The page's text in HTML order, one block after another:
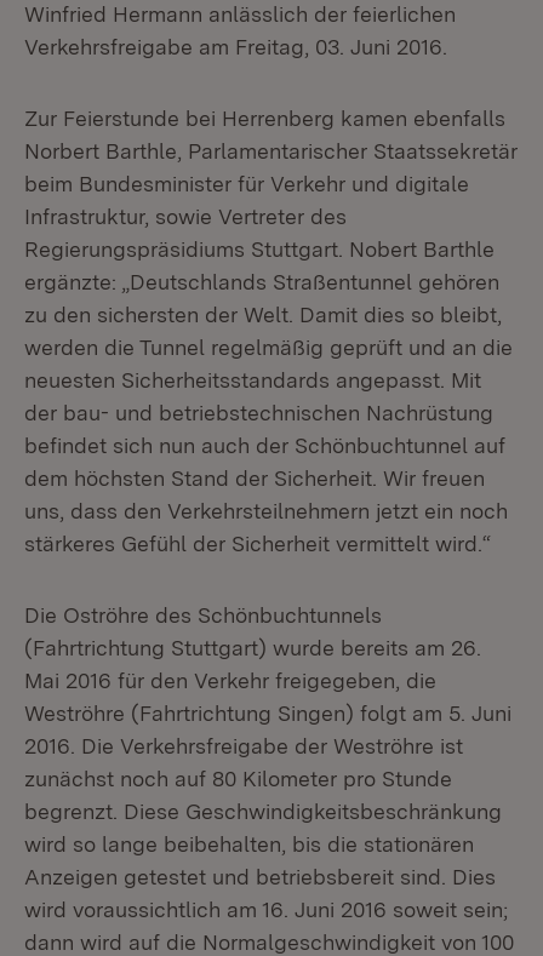
Winfried Hermann anlässlich der feierlichen
Verkehrsfreigabe am Freitag, 03. Juni 2016.
Zur Feierstunde bei Herrenberg kamen ebenfalls
Norbert Barthle, Parlamentarischer Staatssekretär
beim Bundesminister für Verkehr und digitale
Infrastruktur, sowie Vertreter des
Regierungspräsidiums Stuttgart. Nobert Barthle
ergänzte: „Deutschlands Straßentunnel gehören
zu den sichersten der Welt. Damit dies so bleibt,
werden die Tunnel regelmäßig geprüft und an die
neuesten Sicherheitsstandards angepasst. Mit
der bau- und betriebstechnischen Nachrüstung
befindet sich nun auch der Schönbuchtunnel auf
dem höchsten Stand der Sicherheit. Wir freuen
uns, dass den Verkehrsteilnehmern jetzt ein noch
stärkeres Gefühl der Sicherheit vermittelt wird.“
Die Oströhre des Schönbuchtunnels
(Fahrtrichtung Stuttgart) wurde bereits am 26.
Mai 2016 für den Verkehr freigegeben, die
Weströhre (Fahrtrichtung Singen) folgt am 5. Juni
2016. Die Verkehrsfreigabe der Weströhre ist
zunächst noch auf 80 Kilometer pro Stunde
begrenzt. Diese Geschwindigkeitsbeschränkung
wird so lange beibehalten, bis die stationären
Anzeigen getestet und betriebsbereit sind. Dies
wird voraussichtlich am 16. Juni 2016 soweit sein;
dann wird auf die Normalgeschwindigkeit von 100